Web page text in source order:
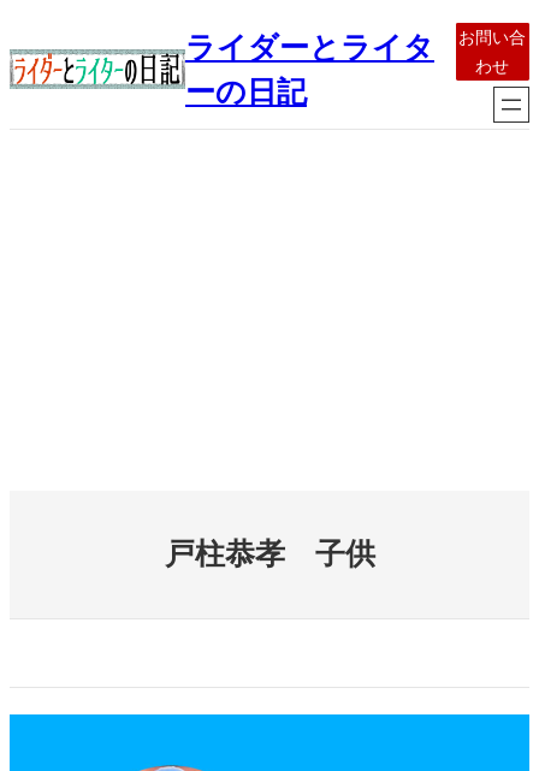
容
を
ライダーとライタ
ーの日記
お問い合
わせ
戸柱恭孝 子供